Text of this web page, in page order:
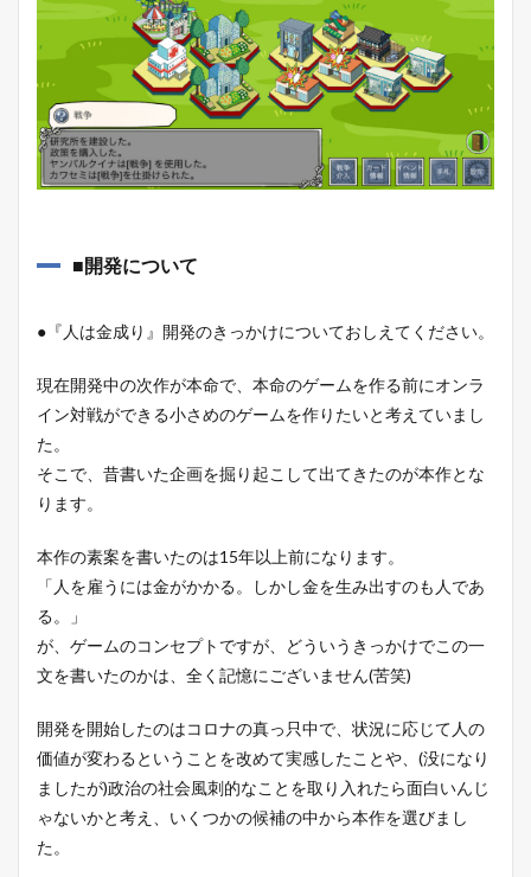
■開発について
●『人は金成り』開発のきっかけについておしえてください。
現在開発中の次作が本命で、本命のゲームを作る前にオンラ
イン対戦ができる小さめのゲームを作りたいと考えていまし
た。
そこで、昔書いた企画を掘り起こして出てきたのが本作とな
ります。
本作の素案を書いたのは15年以上前になります。
「人を雇うには金がかかる。しかし金を生み出すのも人であ
る。」
が、ゲームのコンセプトですが、どういうきっかけでこの一
文を書いたのかは、全く記憶にございません(苦笑)
開発を開始したのはコロナの真っ只中で、状況に応じて人の
価値が変わるということを改めて実感したことや、(没になり
ましたが)政治の社会風刺的なことを取り入れたら面白いんじ
ゃないかと考え、いくつかの候補の中から本作を選びまし
た。